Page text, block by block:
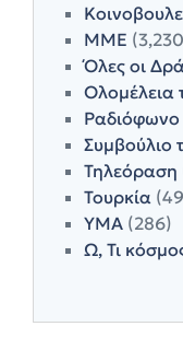
ΜΜΕ
Όλες οι
Ολομέλεια
Ραδιόφωνο
Συμβούλιο
Τηλεόραση
Τουρκία
ΥΜΑ (286)
Ω, Τι